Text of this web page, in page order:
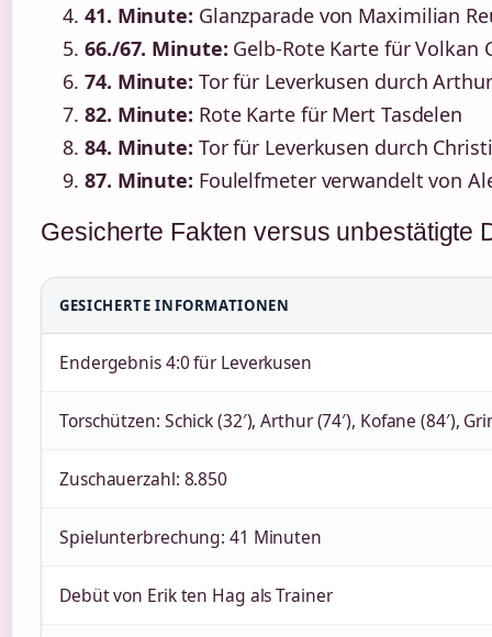
41. Minute: Glanzparade von Maximilian
66./67. Minute: Gelb-Rote Karte für Volkan
74. Minute: Tor für Leverkusen durch
82. Minute: Rote Karte für Mert Tasdelen
84. Minute: Tor für Leverkusen durch
87. Minute: Foulelfmeter verwandelt von
Gesicherte Fakten versus unbestätigte
GESICHERTE INFORMATIONEN
Endergebnis 4:0 für Leverkusen
Torschützen: Schick (32′), Arthur (74′), Kofane (84′),
Zuschauerzahl: 8.850
Spielunterbrechung: 41 Minuten
Debüt von Erik ten Hag als Trainer